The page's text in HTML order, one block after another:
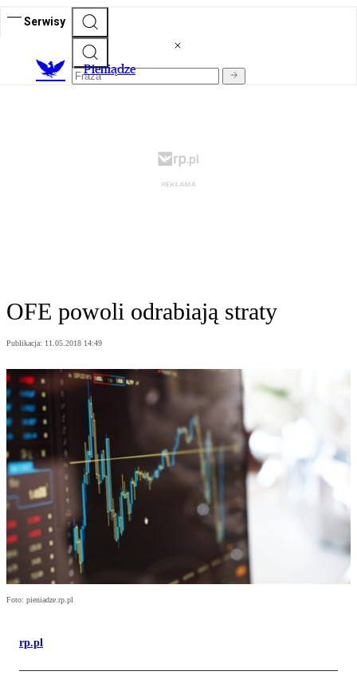
Serwisy
Pieniądze
OFE powoli odrabiają straty
Publikacja: 11.05.2018 14:49
Foto: pieniadze.rp.pl
rp.pl